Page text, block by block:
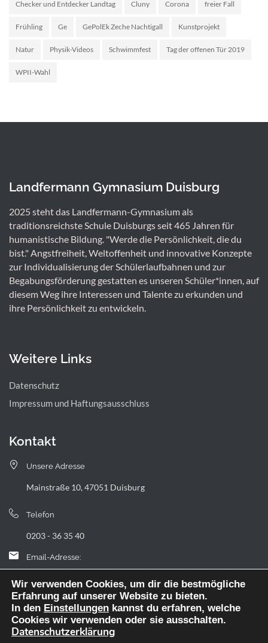
Checker und Entdecker Landtag Cluny Corona freier Fall
Frühling Ge GePolEk Zeche Nachtigall Kunstprojekt
Natur Physik-Videos Schwimmfest Tag der offenen Tür 2019
WPII-Wahl
Landfermann Gymnasium Duisburg
2025 steht das Landfermann-Gymnasium als
traditionsreichste Schule Duisburgs seit 465 Jahren für
humanistische Bildung. "Werde die Persönlichkeit, die du
bist." Angstfreiheit, Weltoffenheit und innovative Konzepte
zur Individualisierung der Schülerlaufbahnen und zur
Begabungsförderung gestatten es unseren Schüler*innen, auf
diesem Weg ihre Interessen und Talente zu erkunden und
ihre Persönlichkeit zu entwickeln.
Weitere Links
Datenschutz
Impressum und Haftungsausschluss
Kontakt
Unsere Adresse
Mainstraße 10, 47051 Duisburg
Telefon
0203 - 36 35 40
Email-Adresse:
landfermann.gymnasium[at]stadt-duisburg.de
Wir verwenden Cookies, um dir die bestmögliche
Erfahrung auf unserer Website zu bieten.
In den Einstellungen kannst du erfahren, welche
Cookies wir verwenden oder sie ausschalten.
Datenschutzerklärung